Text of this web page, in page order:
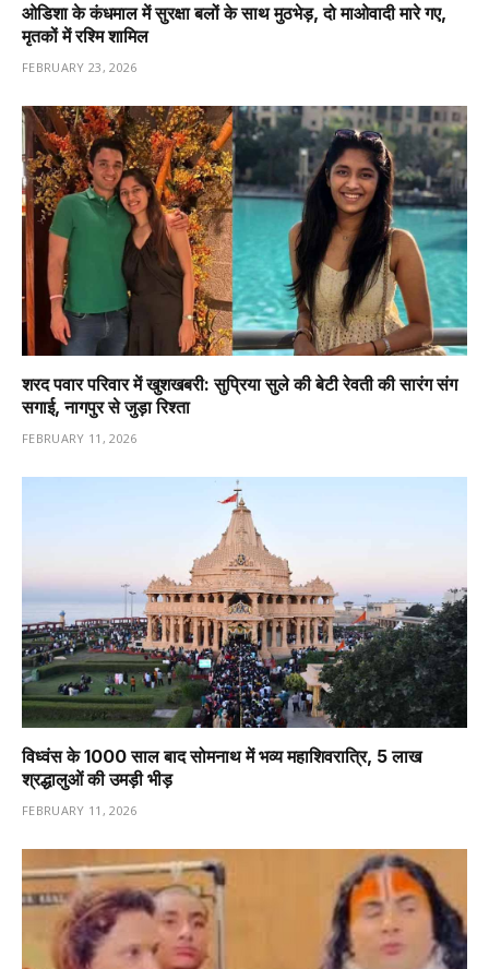
ओडिशा के कंधमाल में सुरक्षा बलों के साथ मुठभेड़, दो माओवादी मारे गए,
मृतकों में रश्मि शामिल
FEBRUARY 23, 2026
शरद पवार परिवार में खुशखबरी: सुप्रिया सुले की बेटी रेवती की सारंग संग
सगाई, नागपुर से जुड़ा रिश्ता
FEBRUARY 11, 2026
विध्वंस के 1000 साल बाद सोमनाथ में भव्य महाशिवरात्रि, 5 लाख
श्रद्धालुओं की उमड़ी भीड़
FEBRUARY 11, 2026